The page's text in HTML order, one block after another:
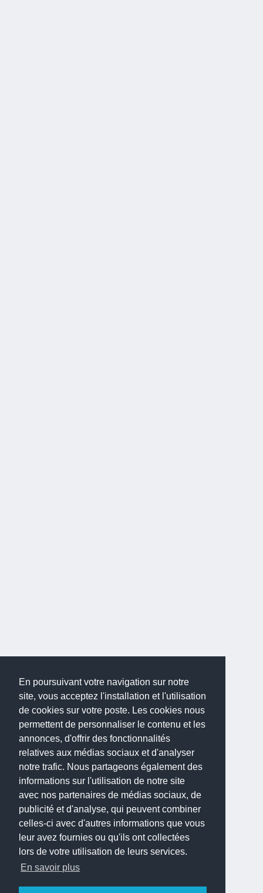
En poursuivant votre navigation sur notre
site, vous acceptez l'installation et l'utilisation
de cookies sur votre poste. Les cookies nous
permettent de personnaliser le contenu et les
annonces, d'offrir des fonctionnalités
relatives aux médias sociaux et d'analyser
notre trafic. Nous partageons également des
informations sur l'utilisation de notre site
avec nos partenaires de médias sociaux, de
publicité et d'analyse, qui peuvent combiner
celles-ci avec d'autres informations que vous
leur avez fournies ou qu'ils ont collectées
lors de votre utilisation de leurs services.
En savoir plus